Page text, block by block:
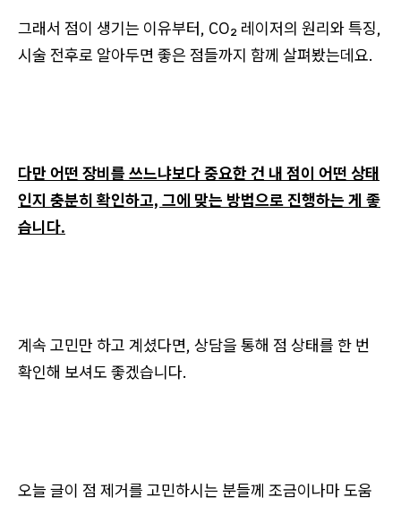
그래서 점이 생기는 이유부터, CO₂ 레이저의 원리와 특징,
시술 전후로 알아두면 좋은 점들까지 함께 살펴봤는데요.
다만 어떤 장비를 쓰느냐보다 중요한 건 내 점이 어떤 상태
인지 충분히 확인하고, 그에 맞는 방법으로 진행하는 게 좋
습니다.
계속 고민만 하고 계셨다면, 상담을 통해 점 상태를 한 번
확인해 보셔도 좋겠습니다.
오늘 글이 점 제거를 고민하시는 분들께 조금이나마 도움